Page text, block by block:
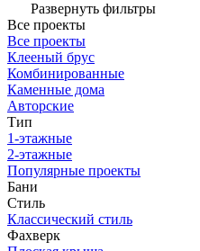
Развернуть фильтры
Все проекты
Все проекты
Клееный брус
Комбинированные
Каменные дома
Авторские
Тип
1-этажные
2-этажные
Популярные проекты
Бани
Стиль
Классический стиль
Фахверк